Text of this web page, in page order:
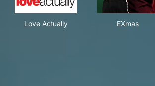
Love Actually EXmas